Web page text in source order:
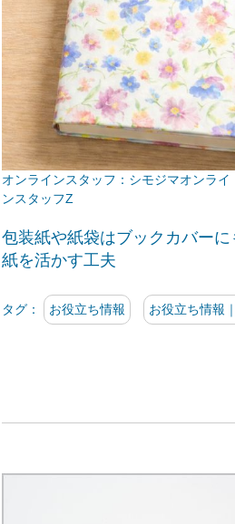
シモジマオンライ
ンスタッフZ
包装紙や紙袋はブックカバー
紙を活かす工夫
タグ： お役立ち情報 お役立ち情報